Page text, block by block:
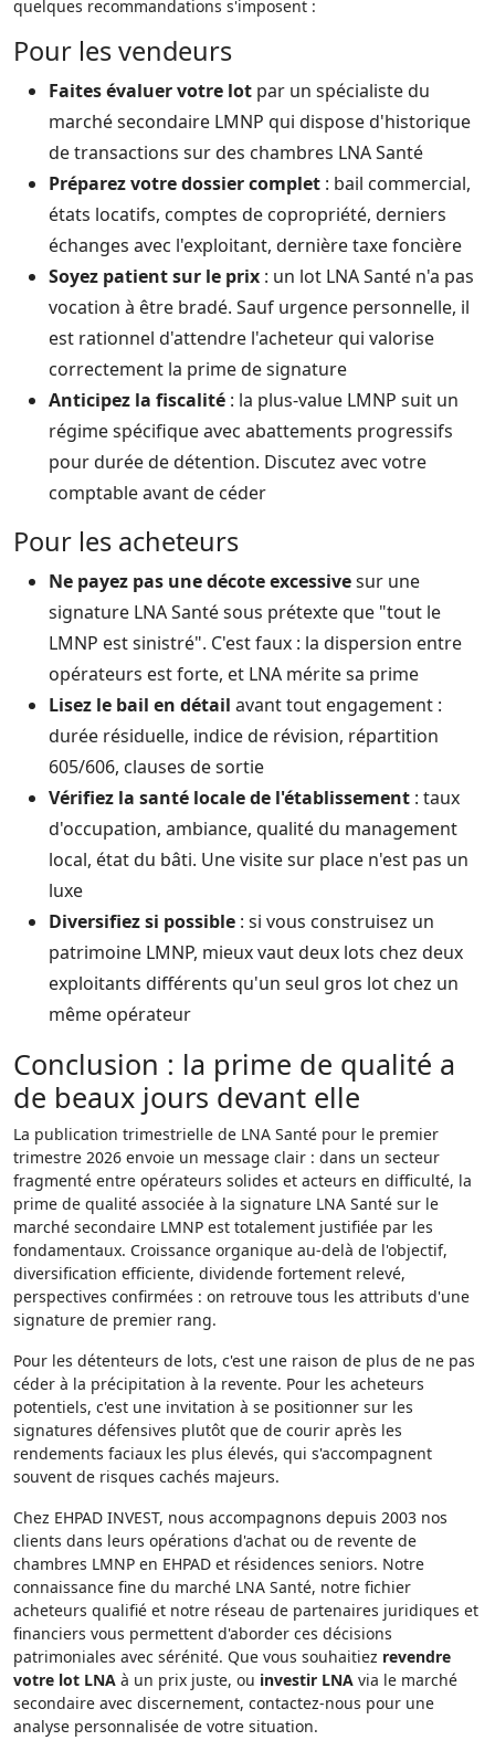
quelques recommandations s'imposent :
Pour les vendeurs
Faites évaluer votre lot par un spécialiste du
marché secondaire LMNP qui dispose d'historique
de transactions sur des chambres LNA Santé
Préparez votre dossier complet : bail commercial,
états locatifs, comptes de copropriété, derniers
échanges avec l'exploitant, dernière taxe foncière
Soyez patient sur le prix : un lot LNA Santé n'a pas
vocation à être bradé. Sauf urgence personnelle, il
est rationnel d'attendre l'acheteur qui valorise
correctement la prime de signature
Anticipez la fiscalité : la plus-value LMNP suit un
régime spécifique avec abattements progressifs
pour durée de détention. Discutez avec votre
comptable avant de céder
Pour les acheteurs
Ne payez pas une décote excessivesur une
signature LNA Santé sous prétexte que "tout le
LMNP est sinistré". C'est faux : la dispersion entre
opérateurs est forte, et LNA mérite sa prime
Lisez le bail en détail avant tout engagement :
durée résiduelle, indice de révision, répartition
605/606, clauses de sortie
Vérifiez la santé locale de l'établissement : taux
d'occupation, ambiance, qualité du management
local, état du bâti. Une visite sur place n'est pas un
luxe
Diversifiez si possible : si vous construisez un
patrimoine LMNP, mieux vaut deux lots chez deux
exploitants différents qu'un seul gros lot chez un
même opérateur
Conclusion : la prime de qualité a
de beaux jours devant elle
La publication trimestrielle de LNA Santé pour le premier
trimestre 2026 envoie un message clair : dans un secteur
fragmenté entre opérateurs solides et acteurs en difficulté, la
prime de qualité associée à la signature LNA Santé sur le
marché secondaire LMNP est totalement justifiée par les
fondamentaux. Croissance organique au-delà de l'objectif,
diversification efficiente, dividende fortement relevé,
perspectives confirmées : on retrouve tous les attributs d'une
signature de premier rang.
Pour les détenteurs de lots, c'est une raison de plus de ne pas
céder à la précipitation à la revente. Pour les acheteurs
potentiels, c'est une invitation à se positionner sur les
signatures défensives plutôt que de courir après les
rendements faciaux les plus élevés, qui s'accompagnent
souvent de risques cachés majeurs.
Chez EHPAD INVEST, nous accompagnons depuis 2003 nos
clients dans leurs opérations d'achat ou de revente de
chambres LMNP en EHPAD et résidences seniors. Notre
connaissance fine du marché LNA Santé, notre fichier
acheteurs qualifié et notre réseau de partenaires juridiques et
financiers vous permettent d'aborder ces décisions
patrimoniales avec sérénité. Que vous souhaitiez revendre
votre lot LNA à un prix juste, ou investir LNA via le marché
secondaire avec discernement, contactez-nous pour une
analyse personnalisée de votre situation.